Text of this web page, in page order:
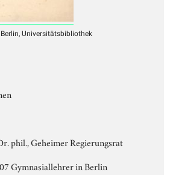
Universitätsbibliothek
phil., Geheimer Regierungsrat
Gymnasiallehrer in Berlin